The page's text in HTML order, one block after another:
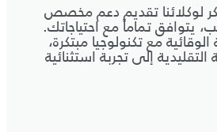
لوكلائنا تقديم دعم مخصص
يتوافق تماماً مع احتياجاتك.
مع تكنولوجيا مبتكرة،
إلى تجربة استثنائية